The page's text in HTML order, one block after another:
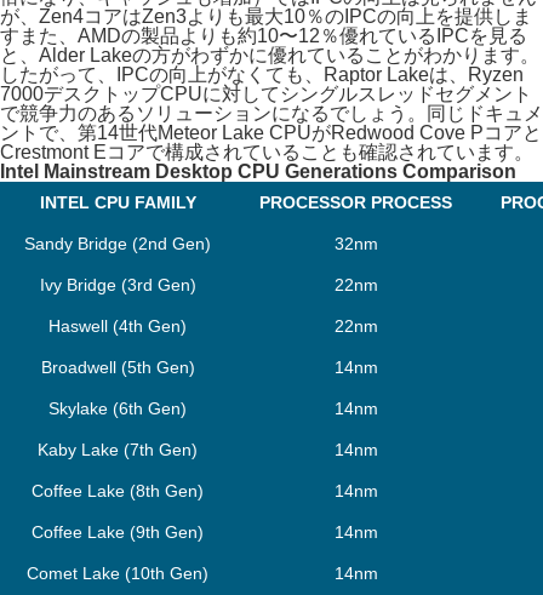
が、Zen4コアはZen3よりも最大10％のIPCの向上を提供しま
すまた、AMDの製品よりも約10〜12％優れているIPCを見る
と、Alder Lakeの方がわずかに優れていることがわかります。
したがって、IPCの向上がなくても、Raptor Lakeは、Ryzen
7000デスクトップCPUに対してシングルスレッドセグメント
で競争力のあるソリューションになるでしょう。同じドキュメ
ントで、第14世代Meteor Lake CPUがRedwood Cove Pコアと
Crestmont Eコアで構成されていることも確認されています。
Intel Mainstream Desktop CPU Generations Comparison
INTEL CPU FAMILY PROCESSOR PROCESS
Sandy Bridge (2nd Gen) 32nm
Ivy Bridge (3rd Gen) 22nm
Haswell (4th Gen) 22nm
Broadwell (5th Gen) 14nm
Skylake (6th Gen) 14nm
Kaby Lake (7th Gen) 14nm
Coffee Lake (8th Gen) 14nm
Coffee Lake (9th Gen) 14nm
Comet Lake (10th Gen) 14nm